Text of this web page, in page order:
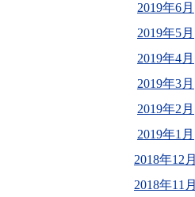
2019年6月
2019年5月
2019年4月
2019年3月
2019年2月
2019年1月
2018年12月
2018年11月